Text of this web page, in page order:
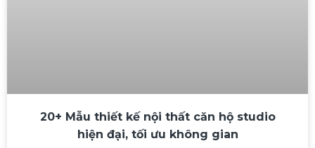
20+ Mẫu thiết kế nội thất căn hộ studio
hiện đại, tối ưu không gian